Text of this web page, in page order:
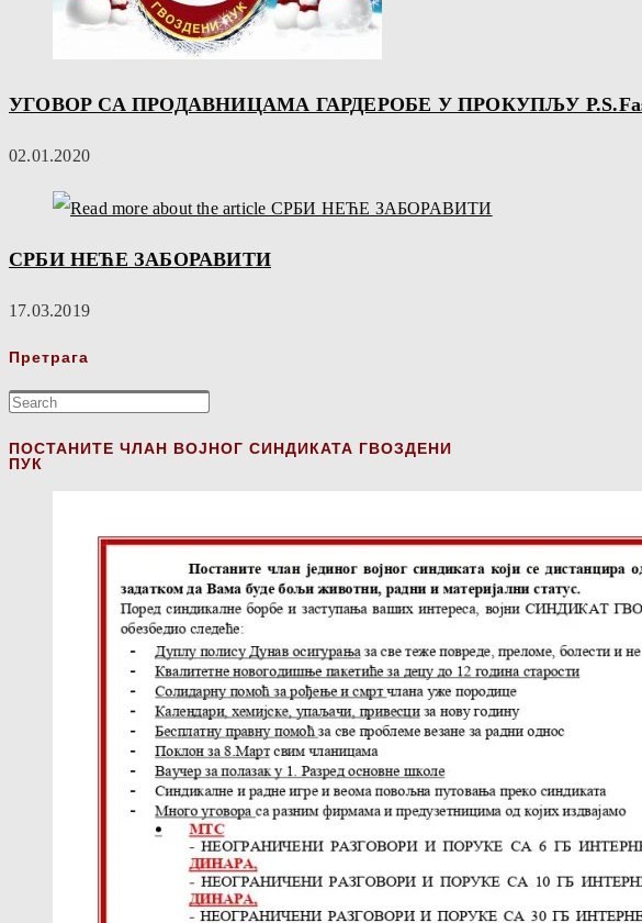
УГОВОР СА ПРОДАВНИЦАМА ГАРДЕРОБЕ У ПРОКУПЉУ
02.01.2020
СРБИ НЕЋЕ ЗАБОРАВИТИ
17.03.2019
Претрага
ПОСТАНИТЕ ЧЛАН ВОЈНОГ СИНДИКАТА ГВОЗДЕНИ
ПУК